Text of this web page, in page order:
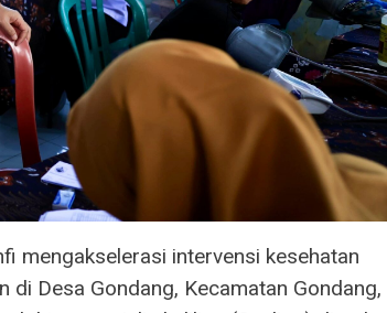
mengakselerasi intervensi kesehatan
Desa Gondang, Kecamatan Gondang,